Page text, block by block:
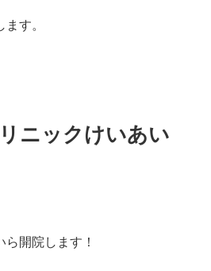
す。
ニックけいあい
開院します！